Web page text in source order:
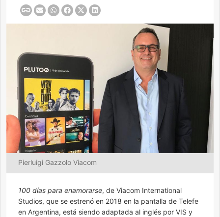
Pierluigi Gazzolo Viacom
100 días para enamorarse, de Viacom International
Studios, que se estrenó en 2018 en la pantalla de Telefe
en Argentina, está siendo adaptada al inglés por VIS y